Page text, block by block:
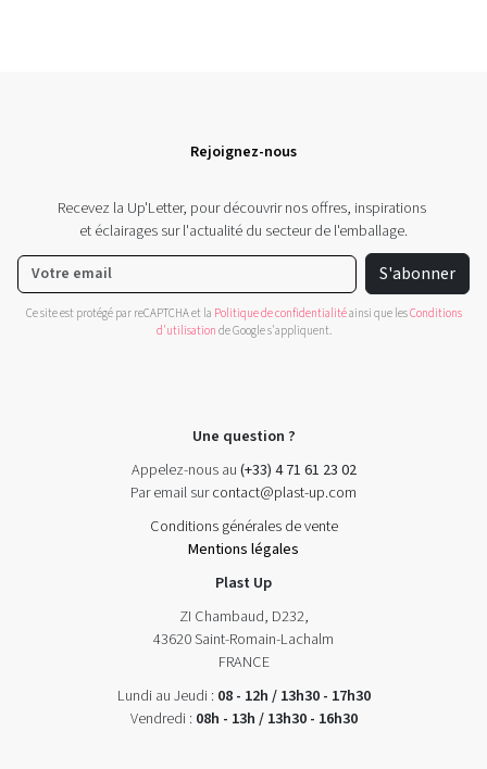
Rejoignez-nous
Recevez la Up'Letter, pour découvrir nos offres, inspirations
et éclairages sur l'actualité du secteur de l'emballage.
S'abonner
Ce site est protégé par reCAPTCHA et la Politique de confidentialitéainsi que lesConditions
d'utilisation de Google s'appliquent.
Une question ?
Appelez-nous au(+33) 4 71 61 23 02
Par email surcontact@plast-up.com
Conditions générales de vente
Mentions légales
Plast Up
ZI Chambaud, D232,
43620 Saint-Romain-Lachalm
FRANCE
Lundi au Jeudi : 08 - 12h / 13h30 - 17h30
Vendredi : 08h - 13h / 13h30 - 16h30